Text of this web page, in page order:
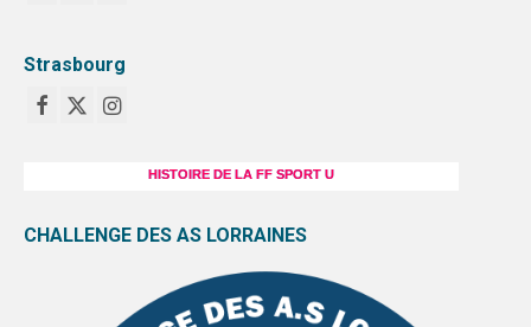
Strasbourg
HISTOIRE DE LA FF SPORT U
CHALLENGE DES AS LORRAINES